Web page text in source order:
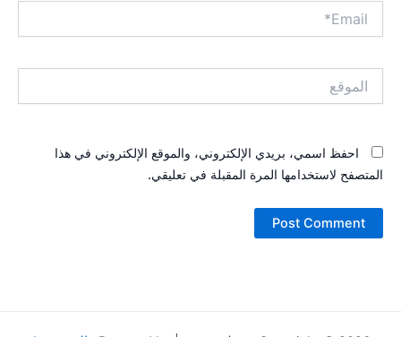
احفظ اسمي، بريدي الإلكتروني، والموقع الإلكتروني في هذا
المتصفح لاستخدامها المرة المقبلة في تعليقي.